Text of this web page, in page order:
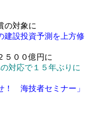
の対象に
建設投資予測を上方修
５００億円に
対応で１５年ぶりに
！ 海技者セミナー」